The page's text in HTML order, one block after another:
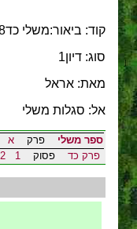
קוד: ביאור:משלי כד18 בתנ"ך
סוג: דיון1
מאת: אראל
אל: סגלות משלי
ספר משלי פרק א
פרק כד פסוק 1
2